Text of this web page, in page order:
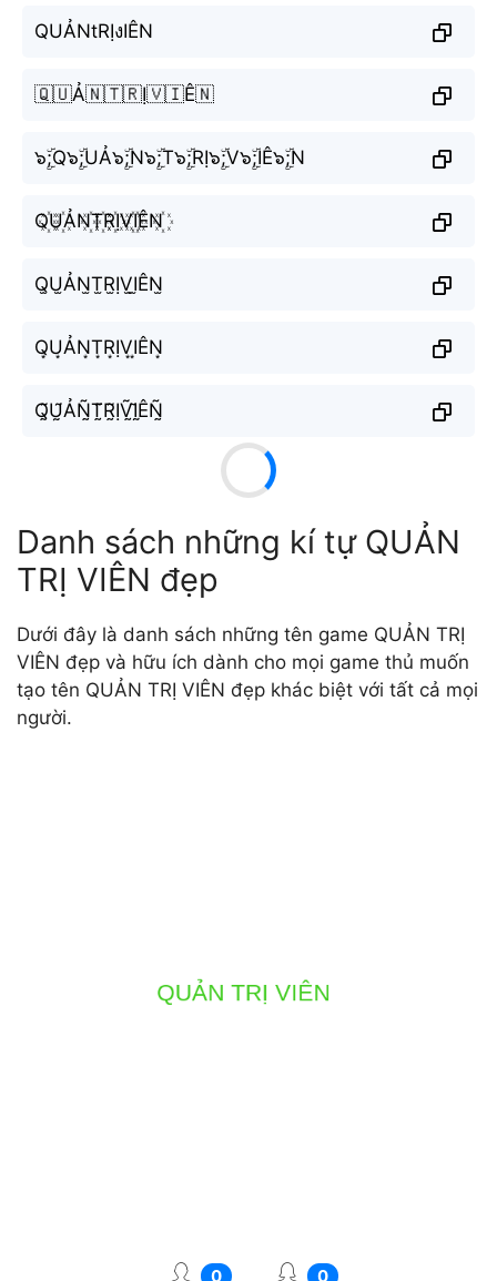
QUẢNtRỊงIÊN
🇶🇺Ả🇳🇹🇷Ị🇻🇮Ê🇳
๖ۣۜ;Q๖ۣۜ;UẢ๖ۣۜ;N๖ۣۜ;T๖ۣۜ;RỊ๖ۣۜ;V๖ۣۜ;IÊ๖ۣۜ;N
Q꙰U꙰ẢN꙰T꙰R꙰ỊV꙰I꙰ÊN꙰
Q̫U̫ẢN̫T̫R̫ỊV̫I̫ÊN̫
Q͙U͙ẢN͙T͙R͙ỊV͙I͙ÊN͙
Q̰̃Ṵ̃ẢÑ̰T̰̃R̰̃ỊṼ̰Ḭ̃ÊÑ̰
Danh sách những kí tự QUẢN
TRỊ VIÊN đẹp
Dưới đây là danh sách những tên game QUẢN TRỊ
VIÊN đẹp và hữu ích dành cho mọi game thủ muốn
tạo tên QUẢN TRỊ VIÊN đẹp khác biệt với tất cả mọi
người.
0 0